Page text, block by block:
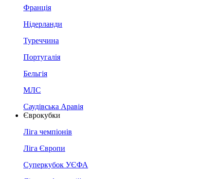
Франція
Нідерланди
Туреччина
Португалія
Бельгія
МЛС
Саудівська Аравія
Єврокубки
Ліга чемпіонів
Ліга Європи
Суперкубок УЄФА